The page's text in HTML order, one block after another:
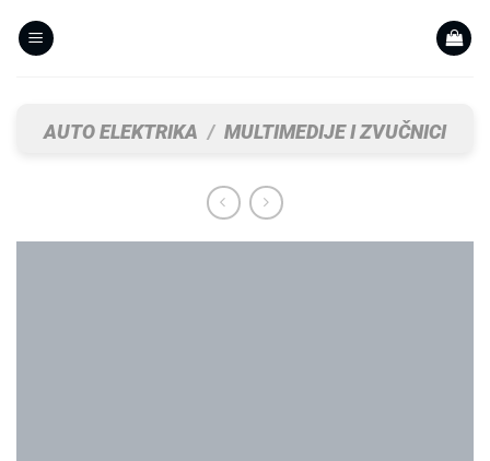
AUTO ELEKTRIKA / MULTIMEDIJE I ZVUČNICI